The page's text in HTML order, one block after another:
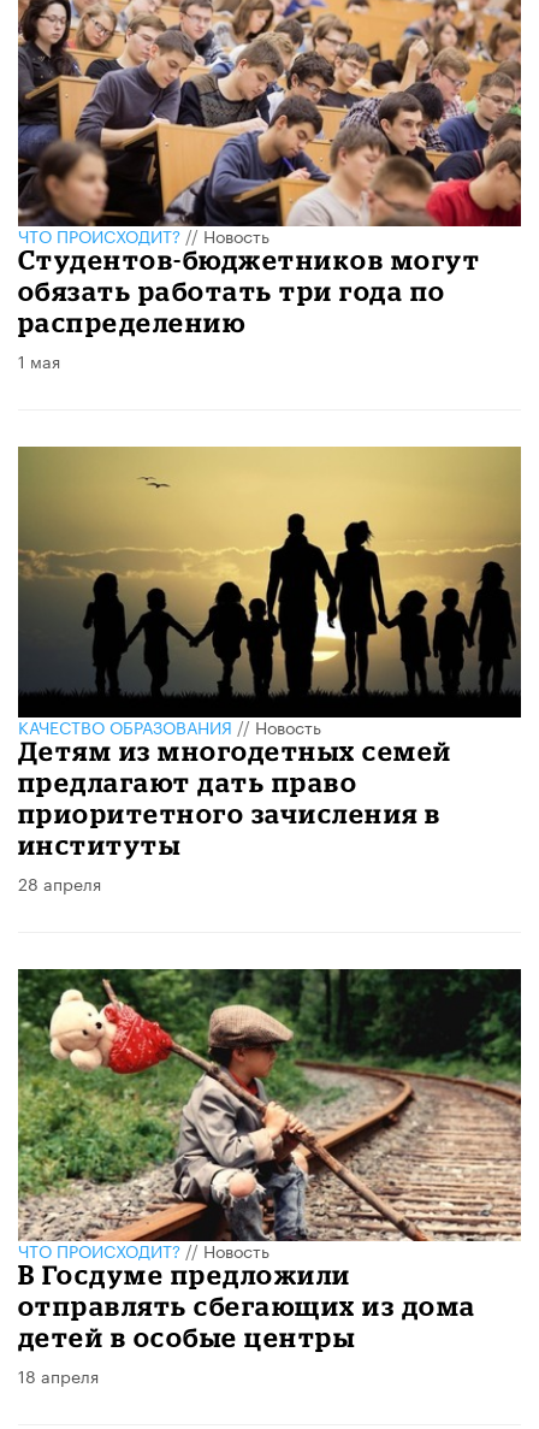
ЧТО ПРОИСХОДИТ?//Новость
Студентов-бюджетников могут
обязать работать три года по
распределению
1 мая
КАЧЕСТВО ОБРАЗОВАНИЯ//Новость
Детям из многодетных семей
предлагают дать право
приоритетного зачисления в
институты
28 апреля
ЧТО ПРОИСХОДИТ?//Новость
В Госдуме предложили
отправлять сбегающих из дома
детей в особые центры
18 апреля